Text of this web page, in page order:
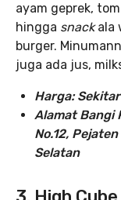
ayam geprek,
hingga snackala
burger.
juga ada jus,
Harga:
Alamat Bangi
No.12,
Selatan